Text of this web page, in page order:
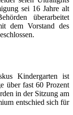
sei 16 Jahre alt
überarbeitet
dem Vorstand des
Kindergarten ist
über fast 60 Prozent
in der Sitzung am
entschied sich für